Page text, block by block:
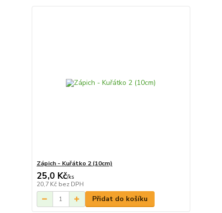
Zápich - Kuřátko 2 (10cm)
25,0 Kč/ks
20,7 Kč bez DPH
Přidat do košíku